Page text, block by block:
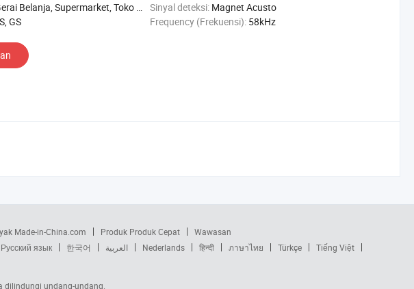
Supermarket, Toko pakaian, Toko perhiasan Sinyal deteksi: Magnet Acusto
GS Frequency (Frekuensi): 58kHz
Made-in-China.com Produk Produk Cepat
Wawasan
Русский язык 한국어 العربية Nederlands हिन्दी ภาษาไทย Türkçe
Tiếng Việt
dilindungi undang-undang.